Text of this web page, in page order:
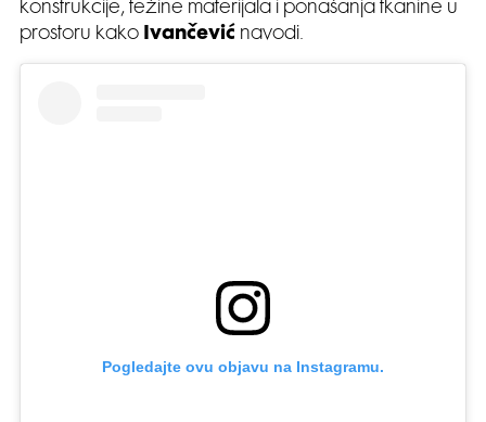
konstrukcije, težine materijala i ponašanja tkanine u
prostoru kako Ivančević navodi.
Pogledajte ovu objavu na Instagramu.